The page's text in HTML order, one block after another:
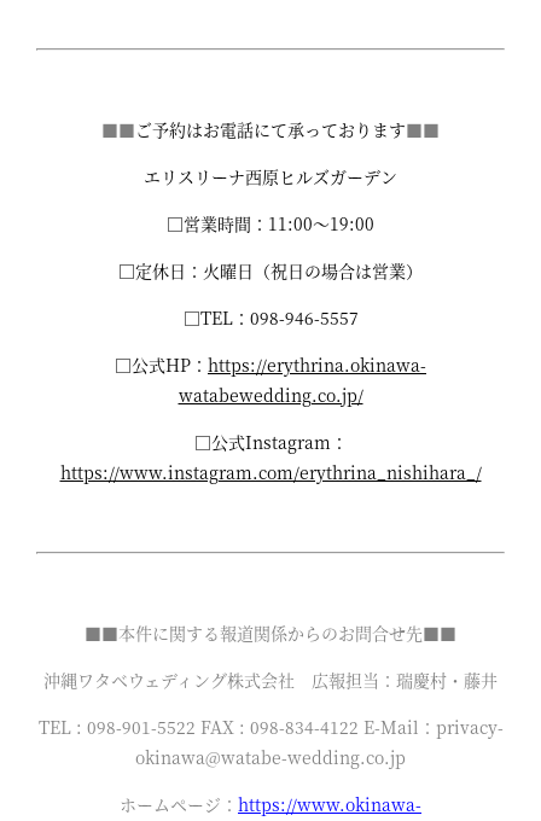
■■ご予約はお電話にて承っております■■
エリスリーナ西原ヒルズガーデン
□営業時間：11:00～19:00
□定休日：火曜日（祝日の場合は営業）
□TEL：098-946-5557
□公式HP： https://erythrina.okinawa-
watabewedding.co.jp/
□公式Instagram：
https://www.instagram.com/erythrina_nishihara_/
■■本件に関する報道関係からのお問合せ先■■
沖縄ワタベウェディング株式会社 広報担当：瑞慶村・藤井
TEL : 098-901-5522 FAX : 098-834-4122 E-Mail：privacy-
okinawa@watabe-wedding.co.jp
ホームページ： https://www.okinawa-